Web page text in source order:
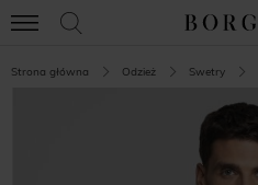
Strona główna Odzież Swetry